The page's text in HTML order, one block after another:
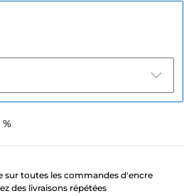
sur toutes les commandes d'encre
des livraisons répétées